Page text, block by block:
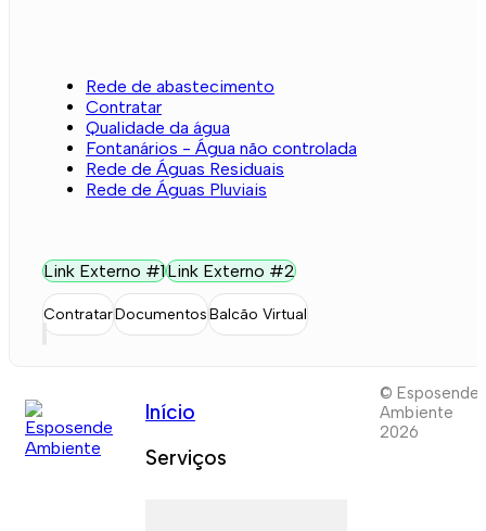
Rede de abastecimento
Contratar
Qualidade da água
Fontanários - Água não controlada
Rede de Águas Residuais
Rede de Águas Pluviais
Link Externo #1Link Externo #2
ContratarDocumentosBalcão Virtual
Início
Serviços
© Esposende
Ambiente
2026